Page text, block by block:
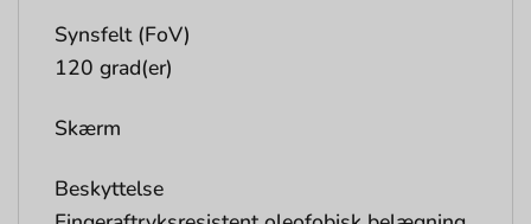
Synsfelt (FoV)
120 grad(er)
Skærm
Beskyttelse